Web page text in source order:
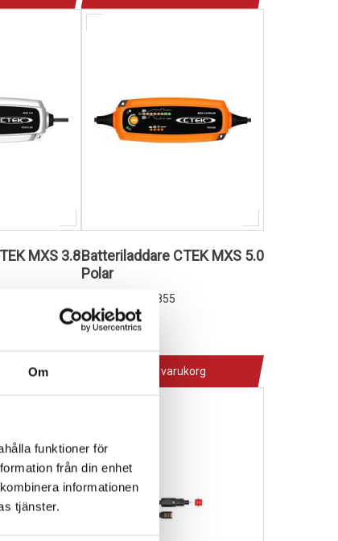
Om
funktioner för
från din enhet
informationen
tjänster.
MXS 3.8Batteriladdare CTEK MXS 5.0
Polar
C56-855
1 049,00 kr
Lägg i varukorg